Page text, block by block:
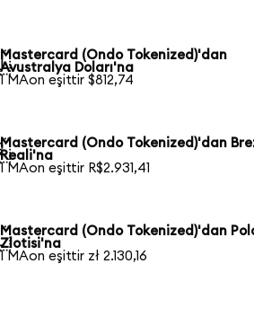
Mastercard (Ondo Tokenized)'dan
Avustralya Doları'na
1 MAon eşittir $812,74
Mastercard (Ondo Tokenized)'dan
Reali'na
1 MAon eşittir R$2.931,41
Mastercard (Ondo Tokenized)'dan
Zlotisi'na
1 MAon eşittir zł 2.130,16